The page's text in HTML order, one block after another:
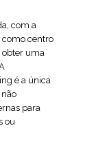
com a
como centro
obter uma
é a única
para
ou